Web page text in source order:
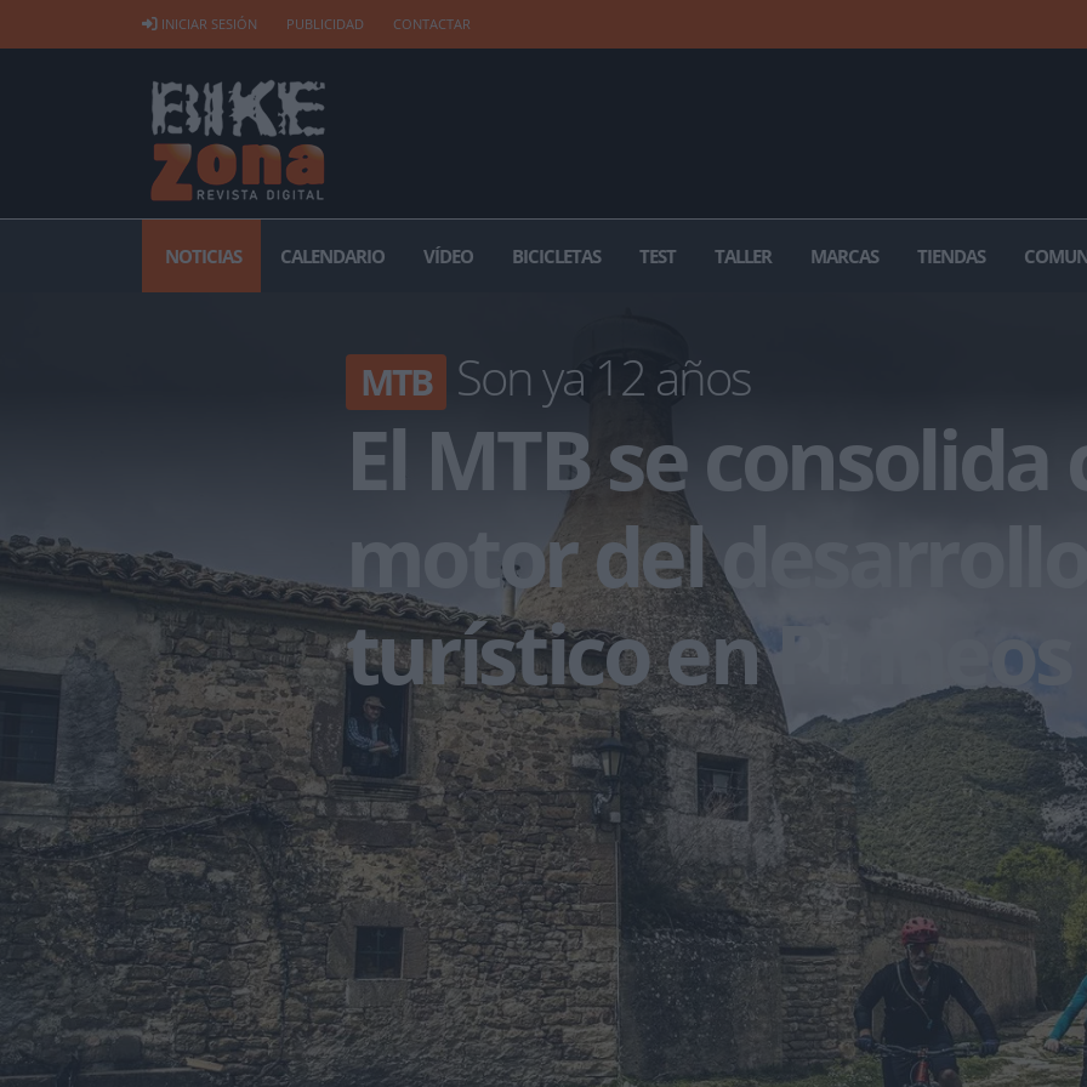
INICIAR SESIÓN PUBLICIDAD CONTACTAR
NOTICIAS CALENDARIO VÍDEO BICICLETAS TEST TALLER MARCAS TIENDAS
MTB Son ya 12 años
El MTB se consolida
motor del
turístico en Pirineos